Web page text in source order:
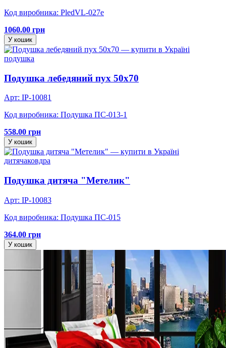
Код виробника: PledVL-027e
1060.00 грн
У кошик
подушка
Подушка лебедяний пух 50х70
Арт: IP-10081
Код виробника: Подушка ПС-013-1
558.00 грн
У кошик
дитячаковдра
Подушка дитяча "Метелик"
Арт: IP-10083
Код виробника: Подушка ПС-015
364.00 грн
У кошик